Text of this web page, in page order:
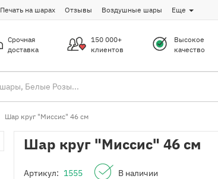
Печать на шарах Отзывы Воздушные шары Еще
Срочная
доставка
150 000+
клиентов
Высокое
качество
Шар круг "Миссис" 46 см
Шар круг "Миссис" 46 см
Артикул: 1555 В наличии